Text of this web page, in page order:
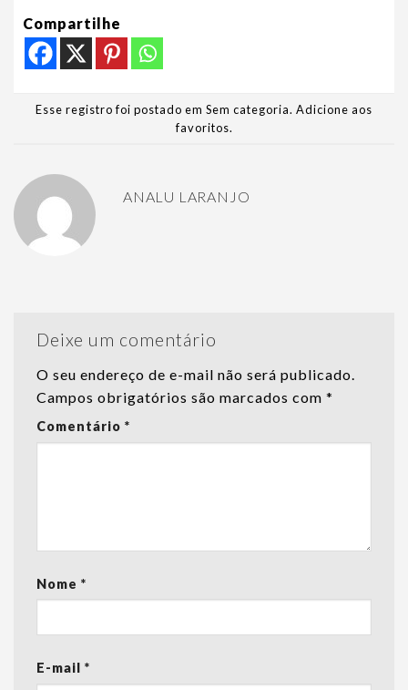
Compartilhe
Esse registro foi postado em Sem categoria. Adicione aos
favoritos.
ANALU LARANJO
Deixe um comentário
O seu endereço de e-mail não será publicado.
Campos obrigatórios são marcados com *
Comentário *
Nome *
E-mail *